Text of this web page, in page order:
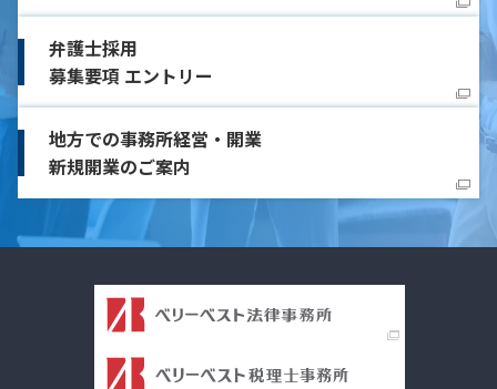
弁護士採用
募集要項 エントリー
地方での事務所経営・開業
新規開業のご案内